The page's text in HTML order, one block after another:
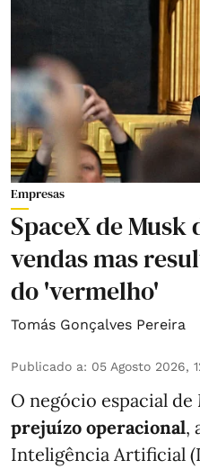
Empresas
SpaceX de Musk
vendas mas
do 'vermelho'
Tomás Gonçalves Pereira
Publicado a: 05 Agosto 2026,
O negócio espacial
prejuízo operacional,
Inteligência Artificial